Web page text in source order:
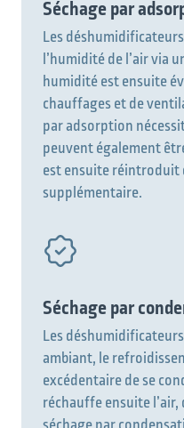
Séchage par
Les
l’humidité de l’air via
humidité est ensuite
chauffages et de
par adsorption
peuvent également
est ensuite réintroduit
supplémentaire.
Séchage par
Les
ambiant, le
excédentaire de se
réchauffe ensuite